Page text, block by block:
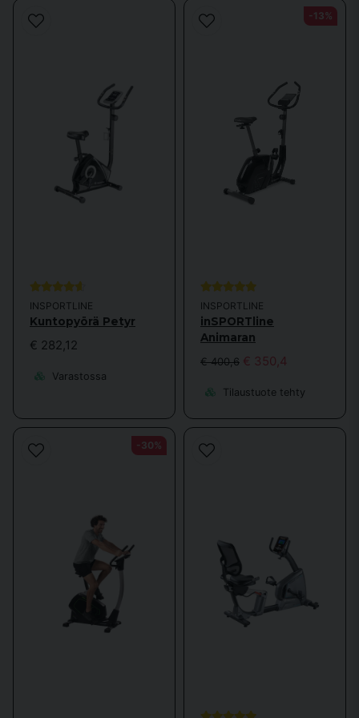
täydentäisi harjoitteluasi
crosstrainerilla koko kehon harjoittelemiseksi?
vaimentaa ääntä. Pulssikello voi myös olla hyödyllinen sykkeen
seuraamisessa ja harjoittelun optimoinnissa.
Jos haluat vaihtelua tai tarvitset jotain tarkemmin määriteltyä, tutustu
istumapyörä-tai
. Jos pyöräilyn sijaan
mieluummin kävelet,
voi olla hyvä valinta.
Jos sinulla on kysymyksiä tai huolenaiheita kuntopyöristämme, ota
yhteyttä asiakaspalveluumme.
INSPORTLINE
Kuntopyörä Petyr
€ 282,12
Varastossa
INSPORTLINE
inSPORTline
Animaran
€ 400,6 € 350,4
Tilaustuote tehty
-13%
-30%